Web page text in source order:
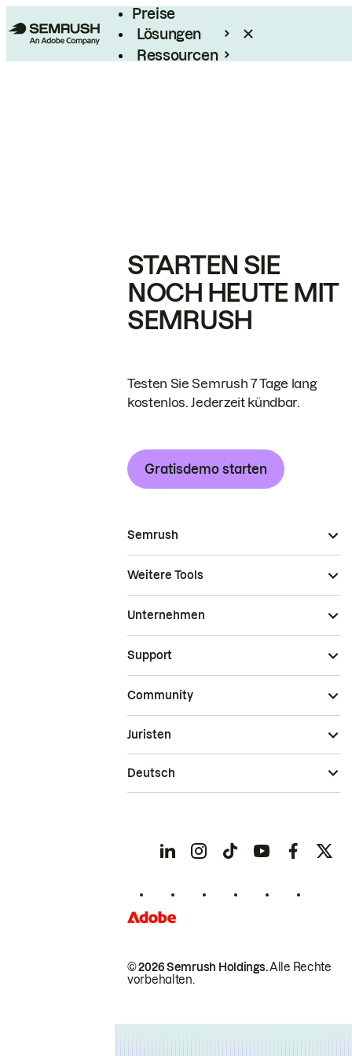
Preise
Lösungen
Ressourcen
STARTEN SIE
NOCH HEUTE MIT
SEMRUSH
Testen Sie Semrush 7 Tage lang
kostenlos. Jederzeit kündbar.
Gratisdemo starten
Semrush
Weitere Tools
Unternehmen
Support
Community
© 2026 Semrush Holdings.Alle Rechte
vorbehalten.
Juristen
Deutsch